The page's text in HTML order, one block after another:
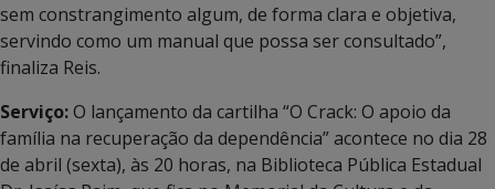
sem constrangimento algum, de forma clara e objetiva,
servindo como um manual que possa ser consultado”,
finaliza Reis.
Serviço:O lançamento da cartilha “O Crack: O apoio da
família na recuperação da dependência” acontece no dia 28
de abril (sexta), às 20 horas, na Biblioteca Pública Estadual